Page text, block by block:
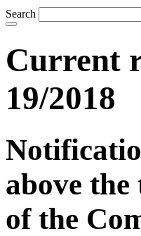
Search
Current
19/2018
above
of the